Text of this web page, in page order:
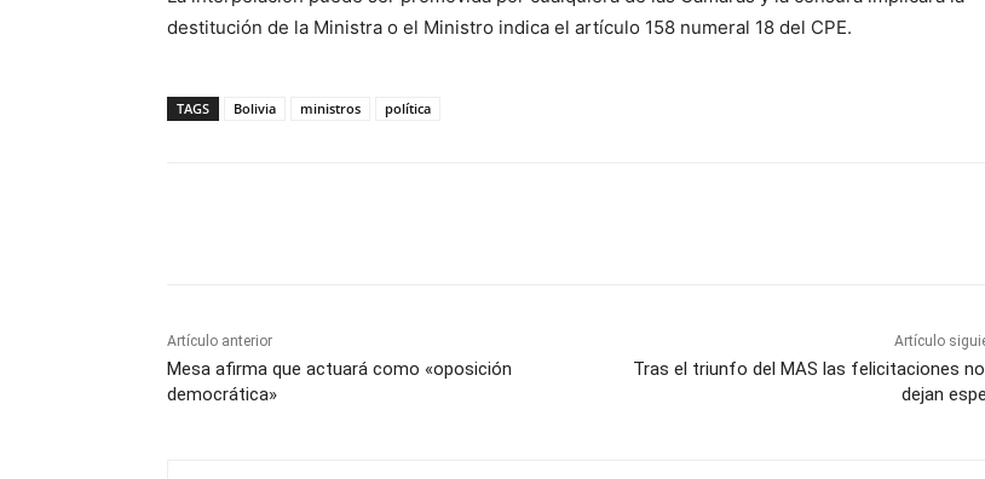
destitución de la Ministra o el Ministro indica el artículo 158 numeral 18 del CPE.
TAGS Bolivia ministros política
Artículo anterior
Mesa afirma que actuará como «oposición
democrática»
Artículo
Tras el triunfo del MAS las felicitaciones
dejan